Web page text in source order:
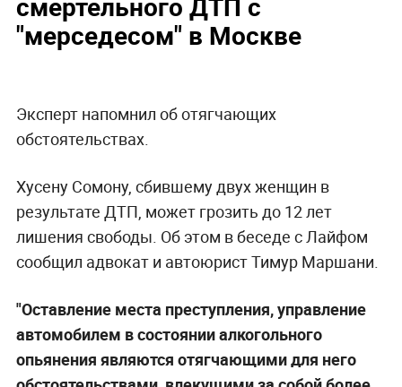
"мерседесом" в Москве
Эксперт напомнил об отягчающих
обстоятельствах.
Хусену Сомону, сбившему двух женщин в
результате ДТП, может грозить до 12 лет
лишения свободы. Об этом в беседе с Лайфом
сообщил адвокат и автоюрист Тимур Маршани.
"Оставление места преступления, управление
автомобилем в состоянии алкогольного
опьянения являются отягчающими для него